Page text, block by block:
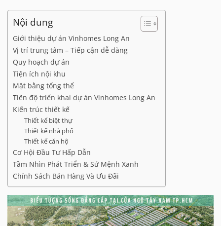
Nội dung
Giới thiệu dự án Vinhomes Long An
Vị trí trung tâm – Tiếp cận dễ dàng
Quy hoạch dự án
Tiện ích nội khu
Mặt bằng tổng thể
Tiến độ triển khai dự án Vinhomes Long An
Kiến trúc thiết kế
Thiết kế biệt thự
Thiết kế nhà phố
Thiết kế căn hộ
Cơ Hội Đầu Tư Hấp Dẫn
Tầm Nhìn Phát Triển & Sứ Mệnh Xanh
Chính Sách Bán Hàng Và Ưu Đãi